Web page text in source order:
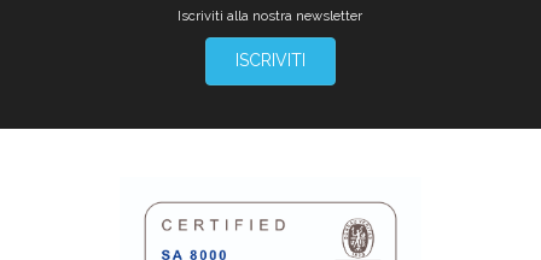
Iscriviti alla nostra newsletter
ISCRIVITI